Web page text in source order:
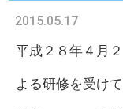
2015.05.17
平成２８年４月
よる研修を受け